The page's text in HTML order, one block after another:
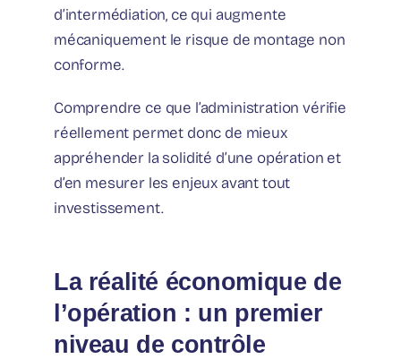
d’intermédiation, ce qui augmente
mécaniquement le risque de montage non
conforme.
Comprendre ce que l’administration vérifie
réellement permet donc de mieux
appréhender la solidité d’une opération et
d’en mesurer les enjeux avant tout
investissement.
La réalité économique de
l’opération : un premier
niveau de contrôle